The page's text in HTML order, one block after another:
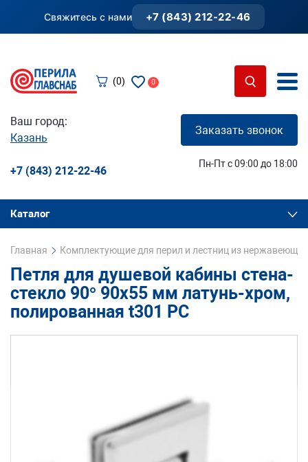
Свяжитесь с нами +7 (843) 212-22-46
(0) 0
Ваш город:
Казань
Заказать звонок
+7 (843) 212-22-46
Пн-Пт с 09:00 до 18:00
Каталог
Главная Комплектующие для перил и лестниц из
Петля для душевой кабины стена-
стекло 90° 90х55 мм латунь-хром,
полированная t301 PC